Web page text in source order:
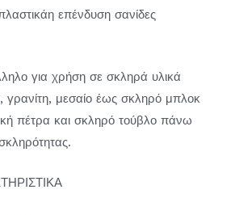
επένδυση σανίδες
για χρήση σε σκληρά υλικά
μεσαίο έως σκληρό μπλοκ
πέτρα και σκληρό τούβλο πάνω